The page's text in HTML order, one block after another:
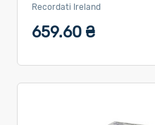
Recordati Ireland
659.60 ₴